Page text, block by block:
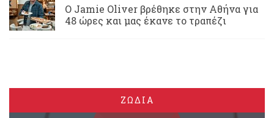
Ο Jamie Oliver βρέθηκε στην Αθήνα για
48 ώρες και μας έκανε το τραπέζι
ΖΩΔΙΑ